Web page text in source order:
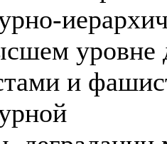
уровне
и